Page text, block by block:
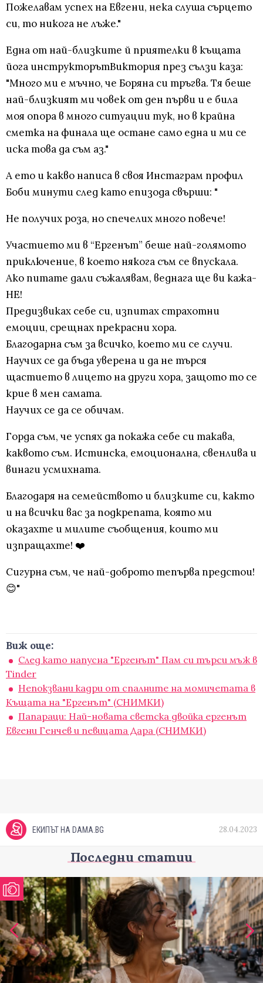
Пожелавам успех на Евгени, нека слуша сърцето
си, то никога не лъже."
Една от най-близките й приятелки в къщата
йога инструкторътВиктория през сълзи каза:
"Много ми е мъчно, че Боряна си тръгва. Тя беше
най-близкият ми човек от ден първи и е била
моя опора в много ситуации тук, но в крайна
сметка на финала ще остане само една и ми се
иска това да съм аз."
А ето и какво написа в своя Инстаграм профил
Боби минути след като епизода свърши: "
Не получих роза, но спечелих много повече!
Участието ми в “Ергенът” беше най-голямото
приключение, в което някога съм се впускала.
Ако питате дали съжалявам, веднага ще ви кажа-
НЕ!
Предизвиках себе си, изпитах страхотни
емоции, срещнах прекрасни хора.
Благодарна съм за всичко, което ми се случи.
Научих се да бъда уверена и да не търся
щастието в лицето на други хора, защото то се
крие в мен самата.
Научих се да се обичам.
Горда съм, че успях да покажа себе си такава,
каквото съм. Истинска, емоционална, свенлива и
винаги усмихната.
Благодаря на семейството и близките си, както
и на всички вас за подкрепата, която ми
оказахте и милите съобщения, които ми
изпращахте! ❤️
Сигурна съм, че най-доброто тепърва предстои!
😊"
Виж още:
След като напусна "Ергенът" Пам си търси мъж в
Tinder
Непокзвани кадри от спалните на момичетата в
Къщата на "Ергенът" (СНИМКИ)
Папараци: Най-новата светска двойка ергенът
Евгени Генчев и певицата Дара (СНИМКИ)
ЕКИПЪТ НА DAMA.BG 28.04.2023
Последни статии